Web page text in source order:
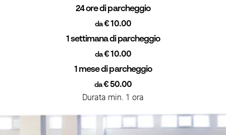
24 ore di parcheggio
da€ 10.00
1 settimana di parcheggio
da€ 10.00
1 mese di parcheggio
da€ 50.00
Durata min. 1 ora